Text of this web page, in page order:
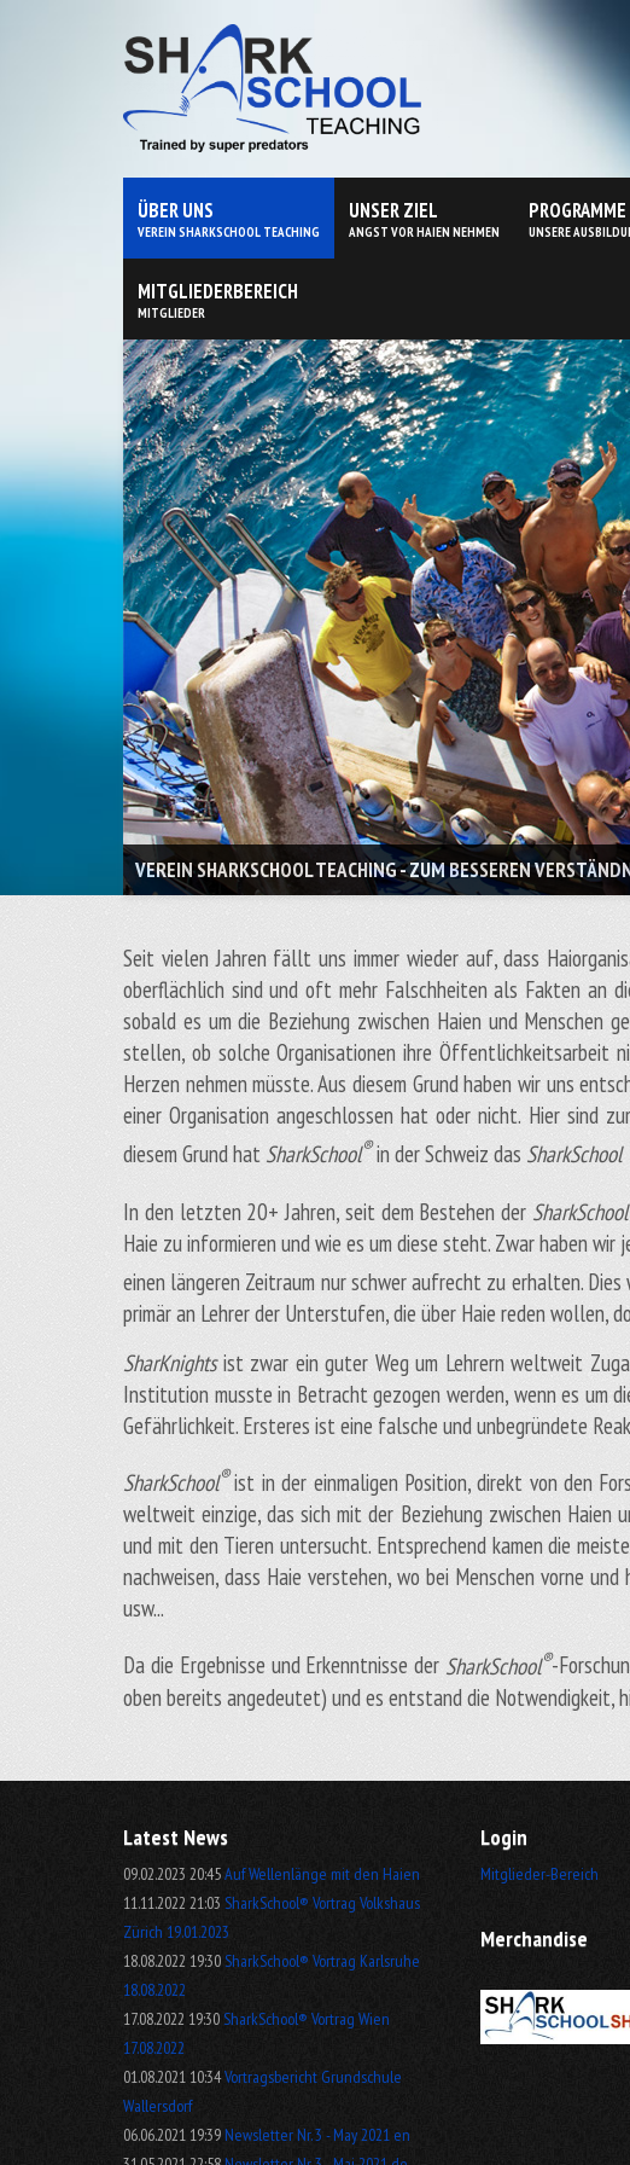
ÜBER UNS
VEREIN SHARKSCHOOL TEACHING
UNSER ZIEL
ANGST VOR HAIEN NEHMEN
PROGRAMME
UNSERE
MITGLIEDERBEREICH
MITGLIEDER
VEREIN SHARKSCHOOL TEACHING - ZUM BESSEREN
Seit vielen Jahren fällt uns immer wieder auf, dass
oberflächlich sind und oft mehr Falschheiten als Fakten
sobald es um die Beziehung zwischen Haien und Menschen
stellen, ob solche Organisationen ihre Öffentlichkeitsarbeit
Herzen nehmen müsste. Aus diesem Grund haben wir uns
einer Organisation angeschlossen hat oder nicht. Hier sind
diesem Grund hat SharkSchool® in der Schweiz das SharkSchool
In den letzten 20+ Jahren, seit dem Bestehen der SharkSchool
Haie zu informieren und wie es um diese steht. Zwar haben
einen längeren Zeitraum nur schwer aufrecht zu erhalten. Dies
primär an Lehrer der Unterstufen, die über Haie reden wollen,
SharKnightsist zwar ein guter Weg um Lehrern weltweit
Institution musste in Betracht gezogen werden, wenn es um
Gefährlichkeit. Ersteres ist eine falsche und unbegründete
SharkSchool®ist in der einmaligen Position, direkt von den
weltweit einzige, das sich mit der Beziehung zwischen Haien
und mit den Tieren untersucht. Entsprechend kamen die
nachweisen, dass Haie verstehen, wo bei Menschen vorne
usw...
Da die Ergebnisse und Erkenntnisse der SharkSchool®-
oben bereits angedeutet) und es entstand die Notwendigkeit,
Latest News
09.02.2023 20:45Auf Wellenlänge mit den Haien
11.11.2022 21:03 SharkSchool® Vortrag Volkshaus
Zürich 19.01.2023
18.08.2022 19:30SharkSchool® Vortrag Karlsruhe
18.08.2022
17.08.2022 19:30SharkSchool® Vortrag Wien
17.08.2022
01.08.2021 10:34Vortragsbericht Grundschule
Wallersdorf
06.06.2021 19:39 Newsletter Nr. 3 - May 2021 en
Login
Mitglieder-Bereich
Merchandise